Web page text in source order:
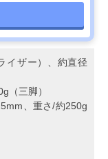
イザー）、約直径
（三脚）
、重さ/約250g